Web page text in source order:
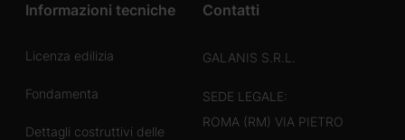
Informazioni tecniche
Licenza edilizia
Fondamenta
Dettagli costruttivi delle
Contatti
GALANIS S.R.L.
SEDE LEGALE:
ROMA (RM) VIA PIETRO